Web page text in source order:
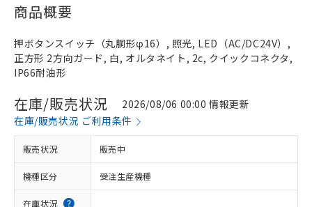
商品概要
押ボタンスイッチ（丸胴形φ16）, 照光, LED（AC/DC24V）,
正方形 2方向ガード, 白, オルタネイト, 2c, クイックコネクタ,
IP66耐油形
在庫/販売状況
2026/08/06 00:00 情報更新
在庫/販売状況 ご利用条件
販売状況 販売中
機種区分 受注生産機種
在庫状況